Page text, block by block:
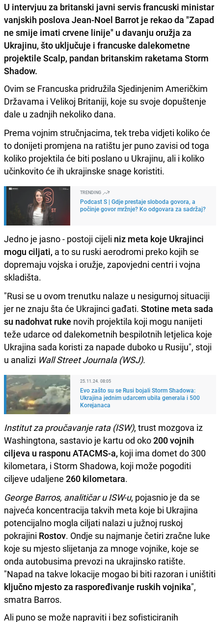
U intervjuu za britanski javni servis francuski ministar
vanjskih poslova Jean-Noel Barrot je rekao da "Zapad
ne smije imati crvene linije" u davanju oružja za
Ukrajinu, što uključuje i francuske dalekometne
projektile Scalp, pandan britanskim raketama Storm
Shadow.
Ovim se Francuska pridružila Sjedinjenim Američkim
Državama i Velikoj Britaniji, koje su svoje dopuštenje
dale u zadnjih nekoliko dana.
Prema vojnim stručnjacima, tek treba vidjeti koliko će
to donijeti promjena na ratištu jer puno zavisi od toga
koliko projektila će biti poslano u Ukrajinu, ali i koliko
učinkovito će ih ukrajinske snage koristiti.
TRENDING
Podcast S | Gdje prestaje sloboda govora, a
počinje govor mržnje? Ko odgovara za sadržaj?
Jedno je jasno - postoji cijeli niz meta koje Ukrajinci
mogu ciljati, a to su ruski aerodromi preko kojih se
dopremaju vojska i oružje, zapovjedni centri i vojna
skladišta.
"Rusi se u ovom trenutku nalaze u nesigurnoj situaciji
jer ne znaju šta će Ukrajinci gađati. Stotine meta sada
su nadohvat ruke novih projektila koji mogu nanijeti
teže udarce od dalekometnih bespilotnih letjelica koje
Ukrajina sada koristi za napade duboko u Rusiju", stoji
u analizi Wall Street Journala (WSJ).
25.11.24. 08:05
Evo zašto su se Rusi bojali Storm Shadowa:
Ukrajina jednim udarcem ubila generala i 500
Korejanaca
Institut za proučavanje rata (ISW), trust mozgova iz
Washingtona, sastavio je kartu od oko200 vojnih
ciljeva u rasponu ATACMS-a, koji ima domet do 300
kilometara, i Storm Shadowa, koji može pogoditi
ciljeve udaljene 260 kilometara.
George Barros, analitičar u ISW-u, pojasnio je da se
najveća koncentracija takvih meta koje bi Ukrajina
potencijalno mogla ciljati nalazi u južnoj ruskoj
pokrajini Rostov. Ondje su najmanje četiri zračne luke
koje su mjesto slijetanja za mnoge vojnike, koje se
onda autobusima prevozi na ukrajinsko ratište.
"Napad na takve lokacije mogao bi biti razoran i uništiti
ključno mjesto za raspoređivanje ruskih vojnika",
smatra Barros.
Ali puno se može napraviti i bez sofisticiranih